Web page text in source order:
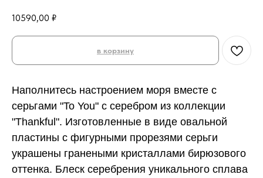
10590,00 ₽
в корзину
Наполнитесь настроением моря вместе с
серьгами "To You" с серебром из коллекции
"Thankful". Изготовленные в виде овальной
пластины с фигурными прорезями серьги
украшены гранеными кристаллами бирюзового
оттенка. Блеск серебрения уникального сплава